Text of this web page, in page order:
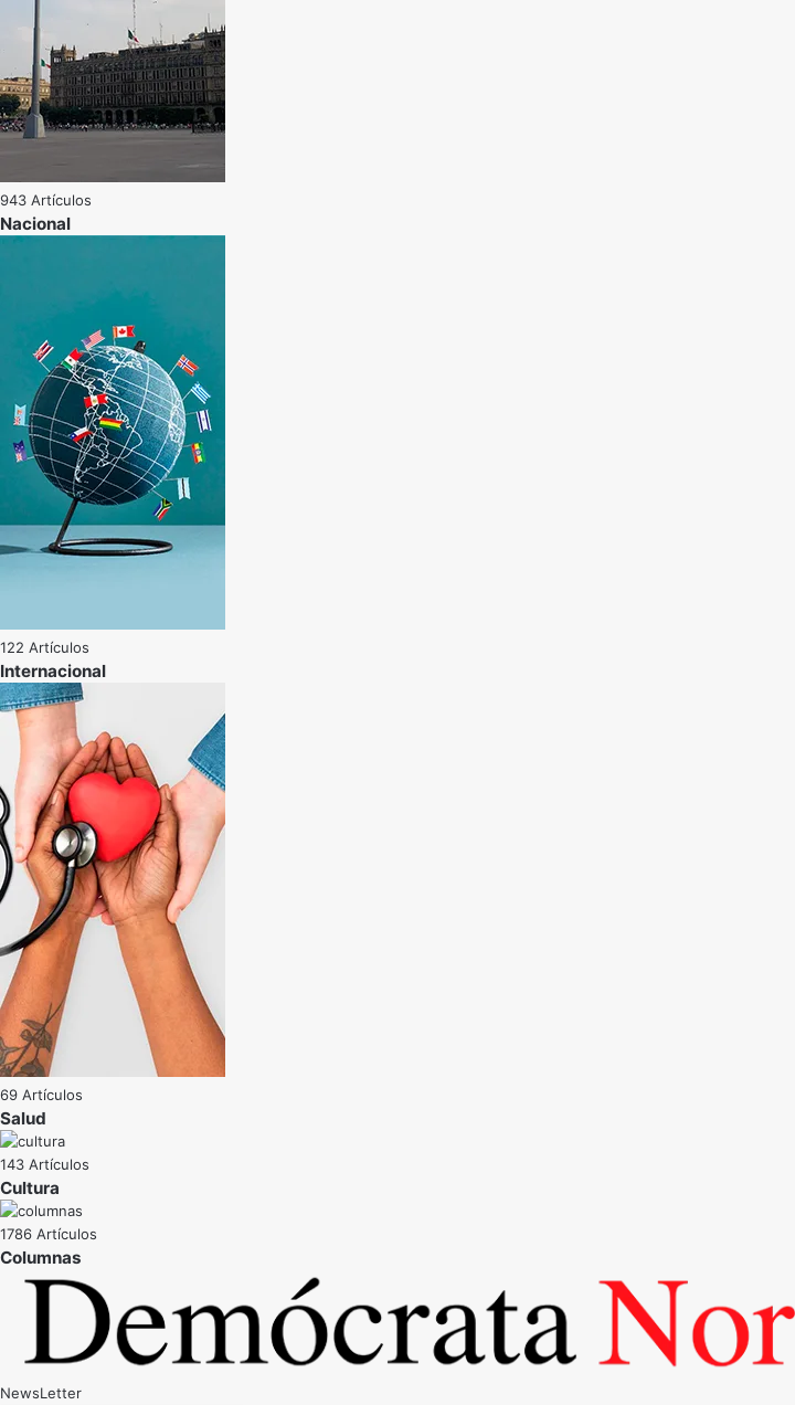
943 Artículos
Nacional
122 Artículos
Internacional
69 Artículos
Salud
143 Artículos
Cultura
1786 Artículos
NewsLetter